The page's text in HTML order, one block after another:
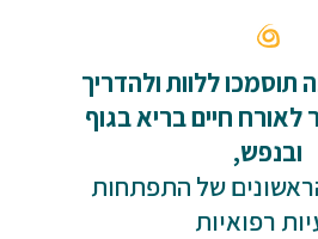
ללוות ולהדריך
חיים בריא בגוף
ובנפש,
של התפתחות
רפואיות